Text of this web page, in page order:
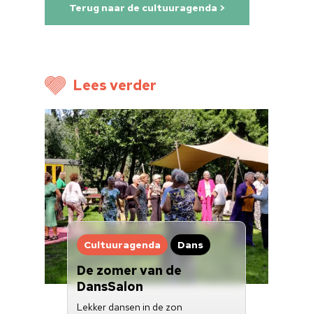
Terug naar de cultuuragenda >
Lees verder
Cultuuragenda Dans
De zomer van de
DansSalon
Lekker dansen in de zon
Home
Cultuuragenda
Voor
Cultuur op school
Over ons
Nieuwsbrief